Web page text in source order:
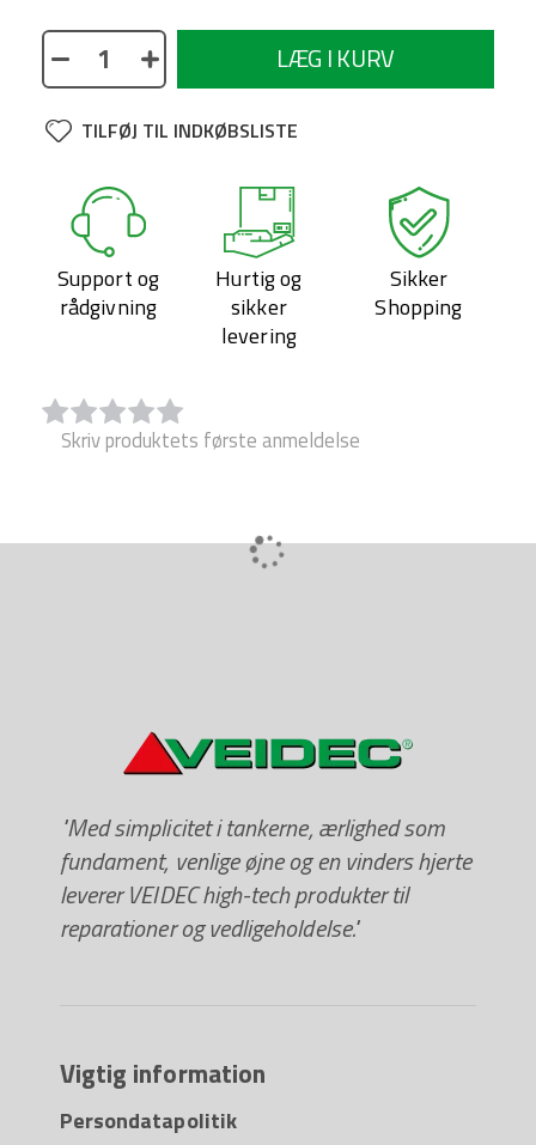
LÆG I KURV
TILFØJ TIL INDKØBSLISTE
Support og
rådgivning
Hurtig og
sikker
levering
Sikker
Shopping
Skriv produktets første anmeldelse
"Med simplicitet i tankerne, ærlighed som
fundament, venlige øjne og en vinders hjerte
leverer VEIDEC high-tech produkter til
reparationer og vedligeholdelse."
Vigtig information
Persondatapolitik